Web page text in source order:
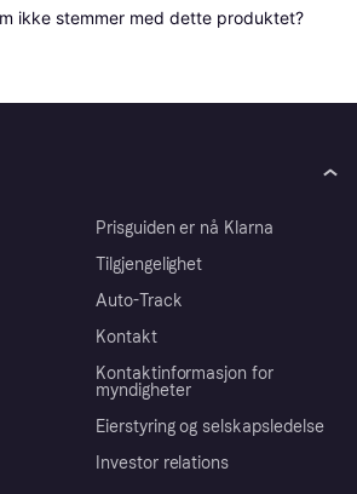
ikke stemmer med dette produktet?
Prisguiden er nå Klarna
Tilgjengelighet
Auto-Track
Kontakt
Kontaktinformasjon for
myndigheter
Eierstyring og selskapsledelse
Investor relations